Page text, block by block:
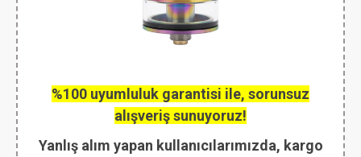
%100 uyumluluk garantisi ile, sorunsuz
alışveriş sunuyoruz!
Yanlış alım yapan kullanıcılarımızda, kargo